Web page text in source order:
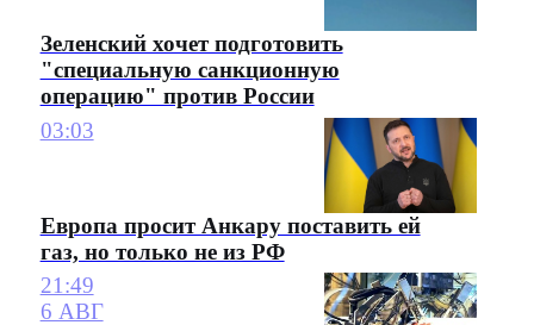
Зеленский хочет подготовить
"специальную санкционную
операцию" против России
03:03
Европа просит Анкару поставить ей
газ, но только не из РФ
21:49
6 АВГ